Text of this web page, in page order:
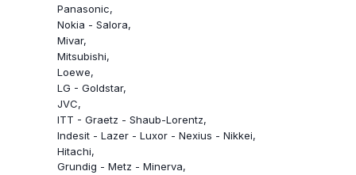
Panasonic
Nokia - Salora
Mivar
Mitsubishi
Loewe
LG - Goldstar
JVC
ITT - Graetz - Shaub-Lorentz
Indesit - Lazer - Luxor - Nexius - Nikkei
Hitachi
Grundig - Metz - Minerva